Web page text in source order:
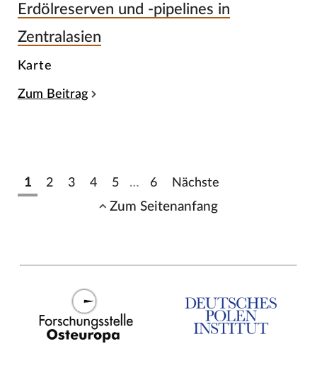
Erdölreserven und -pipelines in
Zentralasien
Karte
Zum Beitrag
1 2 3 4 5 … 6 Nächste
Zum Seitenanfang